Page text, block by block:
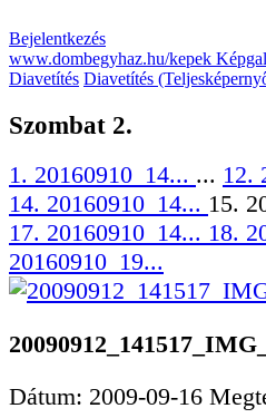
Bejelentkezés
www.dombegyhaz.hu/kepek
Diavetítés Diavetítés
Szombat 2.
1. 20160910_14... ... 12.
14. 20160910_14... 15.
17. 20160910_14... 18.
20160910_19...
Dátum: 2009-09-16